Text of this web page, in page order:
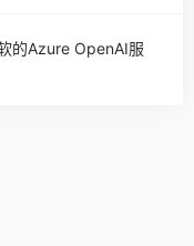
的Azure OpenAI服